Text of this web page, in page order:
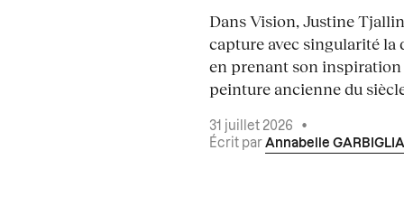
Dans Vision, Justine
capture avec singularité la
en prenant son inspiration
peinture ancienne du
31 juillet 2026
•
Écrit par Annabelle GARBIGLIA